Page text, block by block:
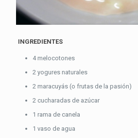
INGREDIENTES
4 melocotones
2 yogures naturales
2 maracuyás (o frutas de la pasión)
2 cucharadas de azúcar
1 rama de canela
1 vaso de agua